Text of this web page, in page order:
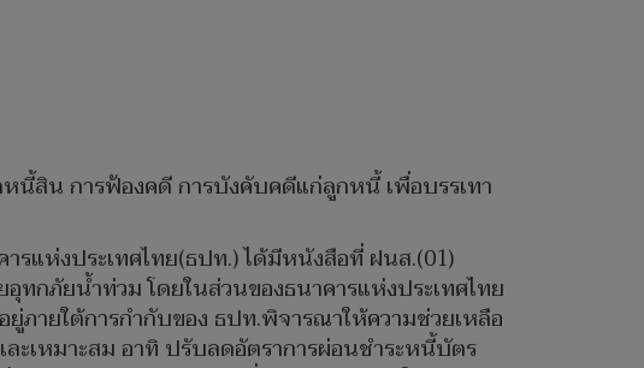
นี้สิน การฟ้องคดี การบังคับคดีแก่ลูกหนี้ เพื่อบรรเทา
แห่งประเทศไทย(ธปท.) ได้มีหนังสือที่ ฝนส.(01)
ทกภัยน้ำท่วม โดยในส่วนของธนาคารแห่งประเทศไทย
ภายใต้การกำกับของ ธปท.พิจารณาให้ความช่วยเหลือ
ะเหมาะสม อาทิ ปรับลดอัตราการผ่อนชำระหนี้บัตร